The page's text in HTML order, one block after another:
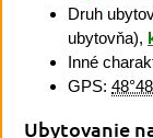
Druh
ubytovňa),
Inné
GPS:
Ubytovanie